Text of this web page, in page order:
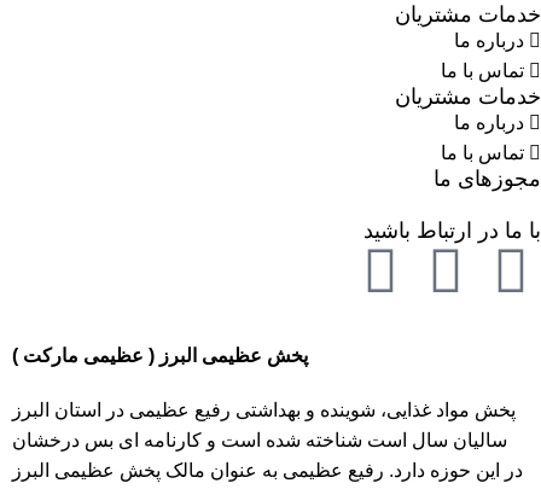
خدمات مشتریان
درباره ما
تماس با ما
خدمات مشتریان
درباره ما
تماس با ما
مجوزهای ما
با ما در ارتباط باشید
پخش عظیمی البرز ( عظیمی مارکت )
پخش مواد غذایی، شوینده و بهداشتی رفیع عظیمی در استان البرز
سالیان سال است شناخته شده است و کارنامه ای بس درخشان
در این حوزه دارد. رفیع عظیمی به عنوان مالک پخش عظیمی البرز